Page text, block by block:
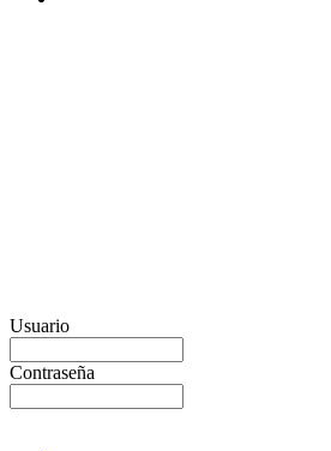
Usuario
Contraseña